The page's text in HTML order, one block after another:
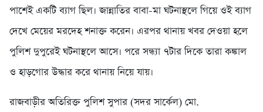
পাশেই একটি ব্যাগ ছিল। জান্নাতির বাবা-মা ঘটনাস্থলে গিয়ে ওই ব্যাগ
দেখে মেয়ের মরদেহ শনাক্ত করেন। এরপর থানায় খবর দেওয়া হলে
পুলিশ দুপুরেই ঘটনাস্থলে আসে। পরে সন্ধ্যা ৭টার দিকে তারা কঙ্কাল
ও হাড়গোর উদ্ধার করে থানায় নিয়ে যায়।
রাজবাড়ীর অতিরিক্ত পুলিশ সুপার (সদর সার্কেল) মো.